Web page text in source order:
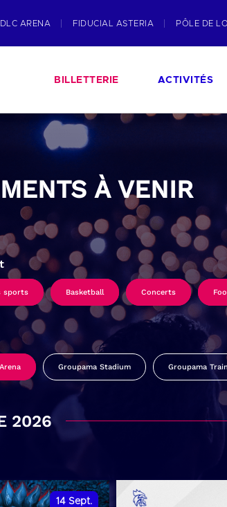
ARENA FIDUCIAL ASTERIA PÔLE DE
BILLETTERIE ACTIVITÉS
À VENIR
sports Basketball Concerts
Groupama Stadium Groupama
2026
14 Sept.